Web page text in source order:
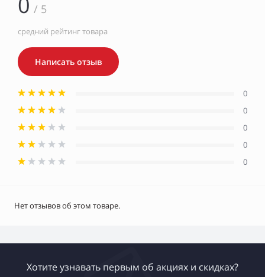
/ 5
средний рейтинг товара
Написать отзыв
0
0
0
0
0
Нет отзывов об этом товаре.
Хотите узнавать первым об акциях и скидках?